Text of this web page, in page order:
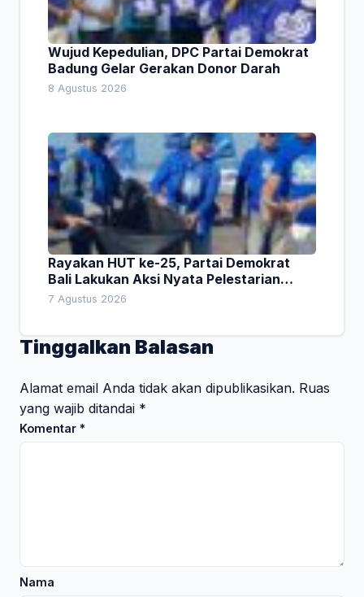
Wujud Kepedulian, DPC Partai Demokrat
Badung Gelar Gerakan Donor Darah
8 Agustus 2026
Rayakan HUT ke-25, Partai Demokrat
Bali Lakukan Aksi Nyata Pelestarian
Lingkungan
7 Agustus 2026
Tinggalkan Balasan
Alamat email Anda tidak akan dipublikasikan. Ruas
yang wajib ditandai *
Komentar *
Nama